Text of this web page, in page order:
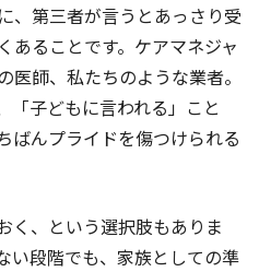
、第三者が言うとあっさり受
あることです。ケアマネジャ
師、私たちのような業者。
「子どもに言われる」こと
ばんプライドを傷つけられる
く、という選択肢もありま
い段階でも、家族としての準